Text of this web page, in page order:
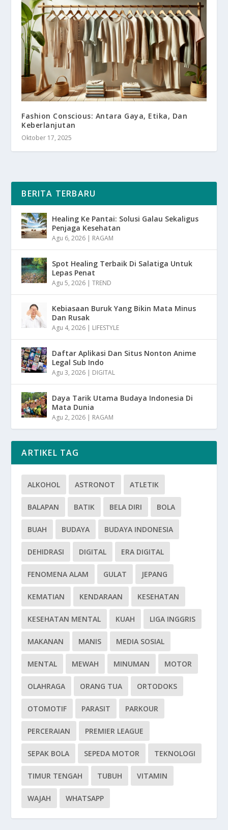
Fashion Conscious: Antara Gaya, Etika, Dan
Keberlanjutan
Oktober 17, 2025
BERITA TERBARU
Healing Ke Pantai: Solusi Galau Sekaligus
Penjaga Kesehatan
Agu 6, 2026 | RAGAM
Spot Healing Terbaik Di Salatiga Untuk
Lepas Penat
Agu 5, 2026 |TREND
Kebiasaan Buruk Yang Bikin Mata Minus
Dan Rusak
Agu 4, 2026 | LIFESTYLE
Daftar Aplikasi Dan Situs Nonton Anime
Legal Sub Indo
Agu 3, 2026 | DIGITAL
Daya Tarik Utama Budaya Indonesia Di
Mata Dunia
Agu 2, 2026 | RAGAM
ARTIKEL TAG
ALKOHOL ASTRONOT ATLETIK
BALAPAN BATIK BELA DIRI BOLA
BUAH BUDAYA BUDAYA INDONESIA
DEHIDRASI DIGITAL ERA DIGITAL
FENOMENA ALAM GULAT JEPANG
KEMATIAN KENDARAAN KESEHATAN
KESEHATAN MENTAL KUAH LIGA INGGRIS
MAKANAN MANIS MEDIA SOSIAL
MENTAL MEWAH MINUMAN MOTOR
OLAHRAGA ORANG TUA ORTODOKS
OTOMOTIF PARASIT PARKOUR
PERCERAIAN PREMIER LEAGUE
SEPAK BOLA SEPEDA MOTOR TEKNOLOGI
TIMUR TENGAH TUBUH VITAMIN
WAJAH WHATSAPP